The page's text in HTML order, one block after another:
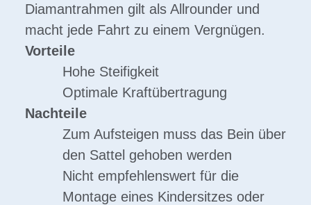
Diamantrahmen gilt als Allrounder und
macht jede Fahrt zu einem Vergnügen.
Vorteile
Hohe Steifigkeit
Optimale Kraftübertragung
Nachteile
Zum Aufsteigen muss das Bein über
den Sattel gehoben werden
Nicht empfehlenswert für die
Montage eines Kindersitzes oder